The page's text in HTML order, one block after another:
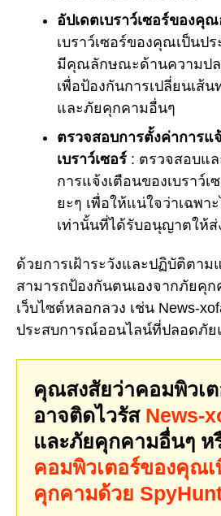
อัปเดตเบราว์เซอร์ของคุ
เบราว์เซอร์ของคุณเป็นป
มีคุณลักษณะด้านความป
เพื่อป้องกันการเปลี่ยนเส้
และภัยคุกคามอื่นๆ
ตรวจสอบการตั้งค่าการแ
เบราว์เซอร์ : ตรวจสอบแ
การแจ้งเตือนของเบราว์
ยะๆ เพื่อให้แน่ใจว่าเฉพา
เท่านั้นที่ได้รับอนุญาตให้ส่
ด้วยการเฝ้าระวังและปฏิบัติตา
สามารถป้องกันตนเองจากภัยคุก
เว็บไซต์หลอกลวง เช่น News-
ประสบการณ์ออนไลน์ที่ปลอดภัย
คุณสงสัยว่าคอมพิวเ
อาจติดไวรัส News-
และภัยคุกคามอื่นๆ ห
คอมพิวเตอร์ของคุณ
คุกคามด้วย